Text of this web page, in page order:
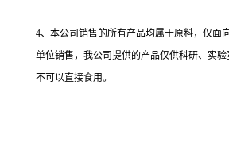
4、本公司销售的所有产品均属于原料，仅面
单位销售，我公司提供的产品仅供科研、实
不可以直接食用。